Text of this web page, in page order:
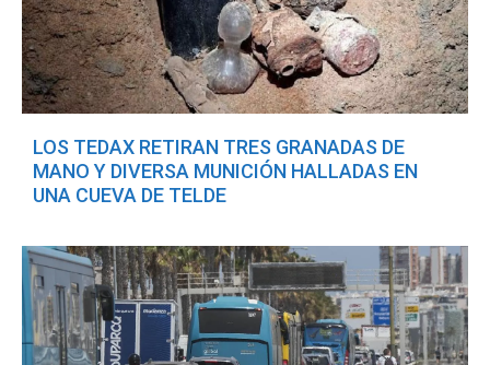
LOS TEDAX RETIRAN TRES GRANADAS DE
MANO Y DIVERSA MUNICIÓN HALLADAS EN
UNA CUEVA DE TELDE